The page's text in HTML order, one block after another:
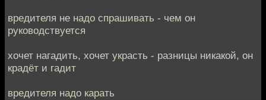
вредителя не надо спрашивать - чем он
руководствуется
хочет нагадить, хочет украсть - разницы никакой, он
крадёт и гадит
вредителя надо карать